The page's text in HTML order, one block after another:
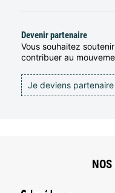
Devenir partenaire
Vous souhaitez
contribuer au
Je deviens partenaire